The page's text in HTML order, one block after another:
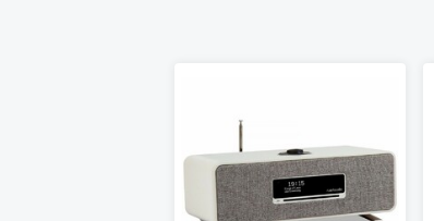
Systém zesilovačů High
Ruark NS+ neodymový full
Nastavitelné nastavení basů
Intuitivní ovladač Ruark